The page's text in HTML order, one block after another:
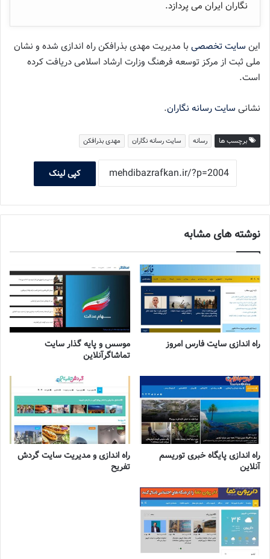
نگاران ایران می پردازد.
این سایت تخصصی با مدیریت مهدی بذرافکن راه اندازی شده و نشان
ملی ثبت از مرکز توسعه فرهنگ وزارت ارشاد اسلامی دریافت کرده
است.
نشانی سایت رسانه نگاران.
برچسب ها رسانه سایت رسانه نگاران مهدی بذرافکن
کپی لینک
نوشته های مشابه
راه اندازی سایت فارس امروز
موسس و پایه گذار سایت
تماشاگرآنلاین
راه اندازی پایگاه خبری توریسم
آنلاین
راه اندازی و مدیریت سایت گردش
تفریح